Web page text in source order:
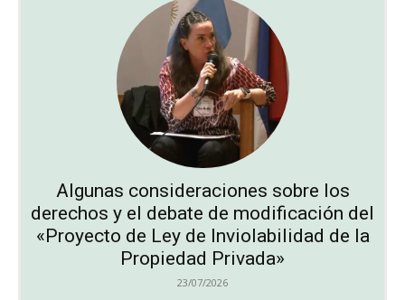
Algunas consideraciones sobre los
derechos y el debate de modificación del
«Proyecto de Ley de Inviolabilidad de la
Propiedad Privada»
23/07/2026